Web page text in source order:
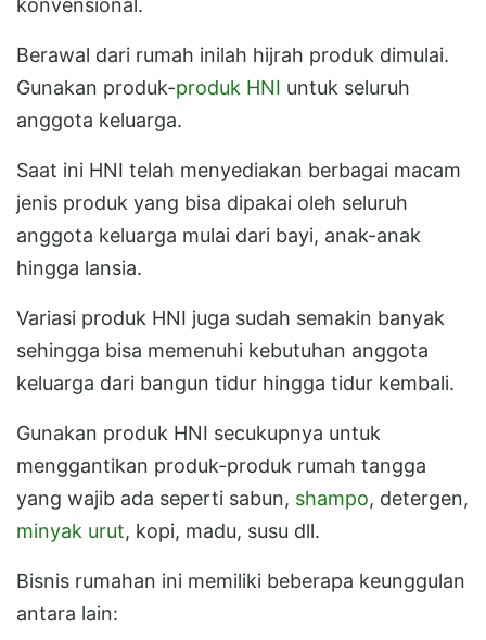
konvensional.
Berawal dari rumah inilah hijrah produk dimulai.
Gunakan produk-produk HNI untuk seluruh
anggota keluarga.
Saat ini HNI telah menyediakan berbagai macam
jenis produk yang bisa dipakai oleh seluruh
anggota keluarga mulai dari bayi, anak-anak
hingga lansia.
Variasi produk HNI juga sudah semakin banyak
sehingga bisa memenuhi kebutuhan anggota
keluarga dari bangun tidur hingga tidur kembali.
Gunakan produk HNI secukupnya untuk
menggantikan produk-produk rumah tangga
yang wajib ada seperti sabun, shampo, detergen,
minyak urut, kopi, madu, susu dll.
Bisnis rumahan ini memiliki beberapa keunggulan
antara lain: